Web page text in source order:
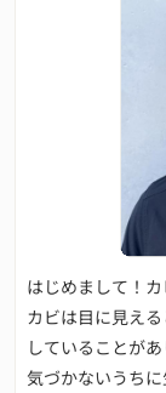
はじめまして！
カビは目に見え
していることがあ
気づかないうち